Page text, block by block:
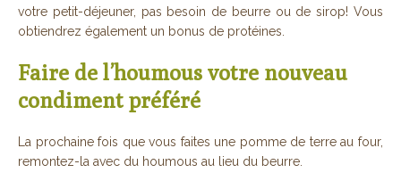
votre petit-déjeuner, pas besoin de beurre ou de sirop! Vous
obtiendrez également un bonus de protéines.
Faire de l’houmous votre nouveau
condiment préféré
La prochaine fois que vous faites une pomme de terre au four,
remontez-la avec du houmous au lieu du beurre.